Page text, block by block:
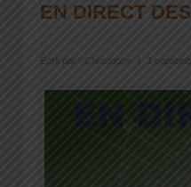
EN DIRECT
Écrit par : Christophe 1